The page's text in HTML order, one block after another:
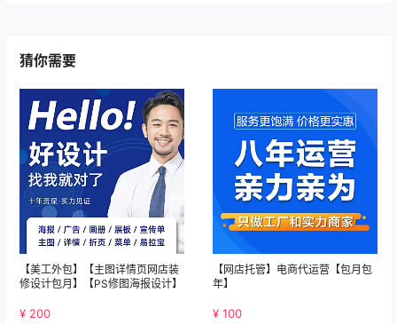
猜你需要
【美工外包】【主图详情页网店装
修设计包月】【PS修图海报设计】
¥ 200
【网店托管】电商代运营【包月包
年】
¥ 100